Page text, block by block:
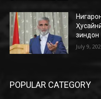
зиндон
July 9,
POPULAR CATEGORY